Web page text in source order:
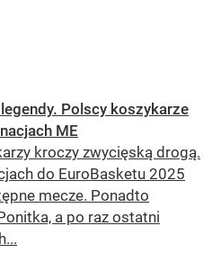
Polscy koszykarze
ME
kroczy zwycięską drogą.
do EuroBasketu 2025
mecze. Ponadto
a po raz ostatni